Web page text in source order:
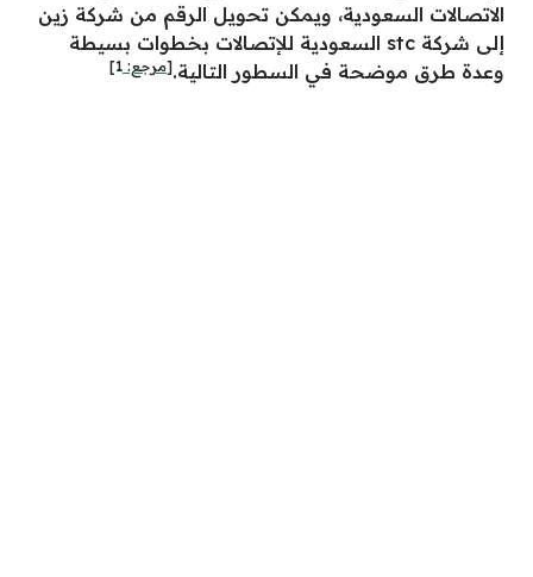
الاتصالات السعودية، ويمكن تحويل الرقم من شركة زين
إلى شركة stc السعودية للإتصالات بخطوات بسيطة
وعدة طرق موضحة في السطور التالية.[مرجع: 1
]